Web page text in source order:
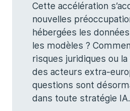
Cette accélération
nouvelles
hébergées les
les modèles ?
risques juridiques ou
des acteurs extra-
questions sont
dans toute stratégie IA.